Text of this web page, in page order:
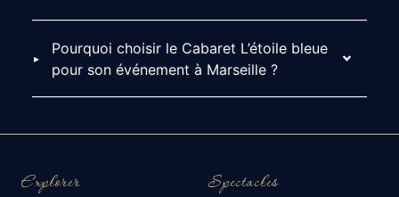
Pourquoi choisir le Cabaret L’étoile bleue
pour son événement à Marseille ?
Explorer Spectacles